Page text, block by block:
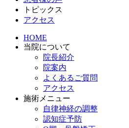
トピックス
アクセス
HOME
当院について
院長紹介
院案内
よくあるご質問
アクセス
施術メニュー
自律神経の調整
認知症予防